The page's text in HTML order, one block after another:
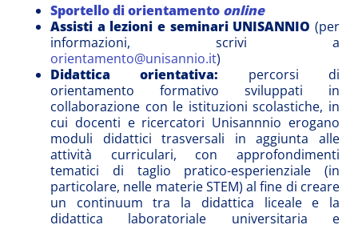
Sportello di orientamento online
Assisti a lezioni e seminari UNISANNIO (per
informazioni, scrivi a
orientamento@unisannio.it)
Didattica orientativa: percorsi di
orientamento formativo sviluppati in
collaborazione con le istituzioni scolastiche, in
cui docenti e ricercatori Unisannnio erogano
moduli didattici trasversali in aggiunta alle
attività curriculari, con approfondimenti
tematici di taglio pratico-esperienziale (in
particolare, nelle materie STEM) al fine di creare
un continuum tra la didattica liceale e la
didattica laboratoriale universitaria e